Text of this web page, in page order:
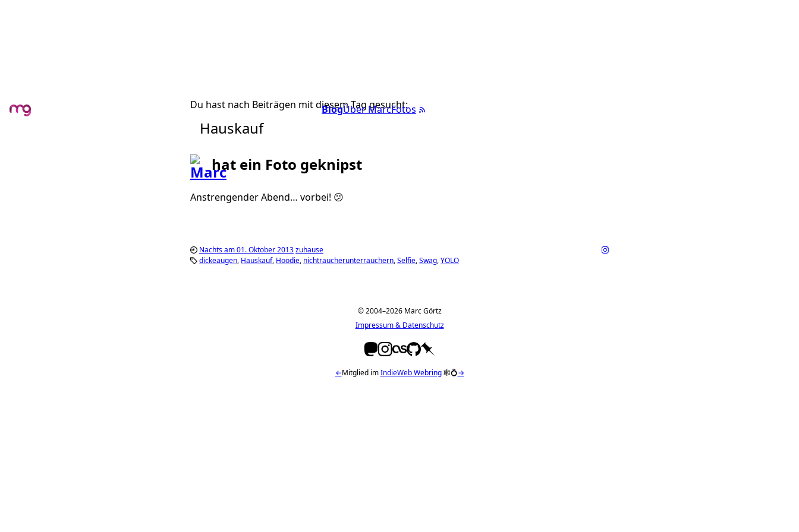
BlogÜber MarcFotos
Du hast nach Beiträgen mit diesem Tag gesucht:
Hauskauf
hat ein Foto geknipst
Anstrengender Abend… vorbei! 😕
Nachts am 01. Oktober 2013zuhause
dickeaugen Hauskauf Hoodie nichtraucherunterrauchern Selfie Swag YOLO
© 2004–2026 Marc Görtz
Impressum & Datenschutz
←Mitglied imIndieWeb Webring🕸💍→